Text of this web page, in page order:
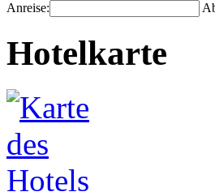
Anreise:
Hotelkarte